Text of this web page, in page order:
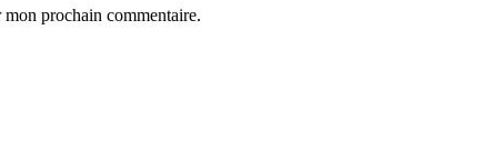
prochain commentaire.